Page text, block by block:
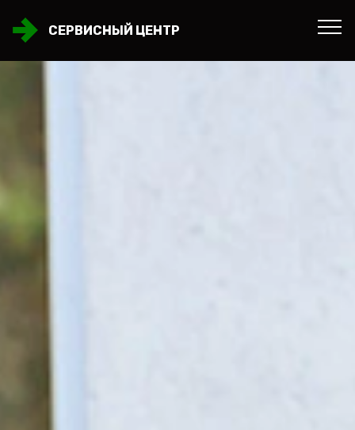
СЕРВИСНЫЙ ЦЕНТР